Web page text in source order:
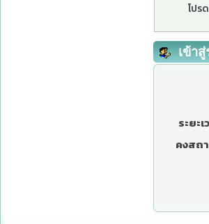
โปร
เข้าสู่
ระยะ
คงสถ